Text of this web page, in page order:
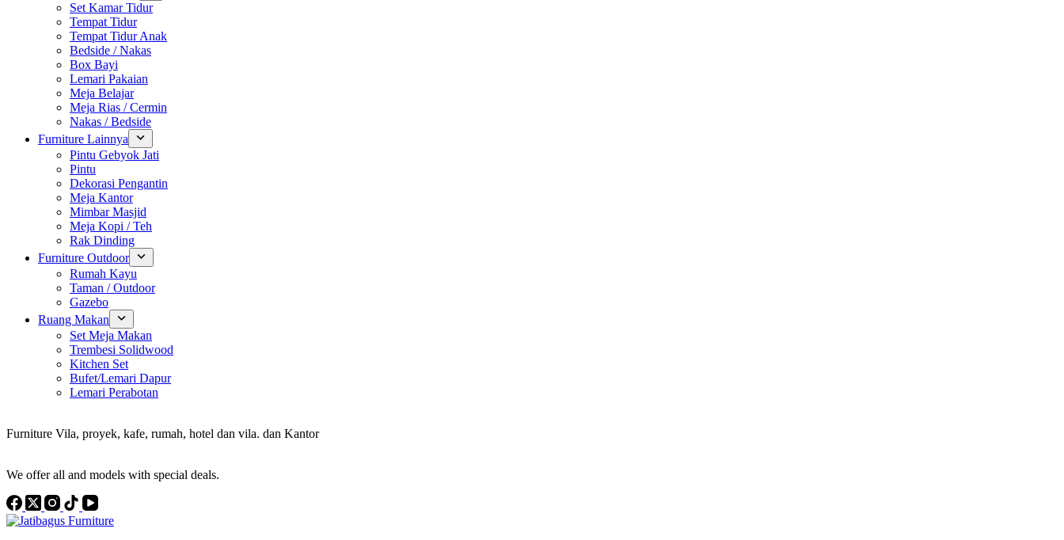
Set Kamar Tidur
Tempat Tidur
Tempat Tidur Anak
Bedside / Nakas
Box Bayi
Lemari Pakaian
Meja Belajar
Meja Rias / Cermin
Nakas / Bedside
Furniture Lainnya
Pintu Gebyok Jati
Pintu
Dekorasi Pengantin
Meja Kantor
Mimbar Masjid
Meja Kopi / Teh
Rak Dinding
Furniture Outdoor
Rumah Kayu
Taman / Outdoor
Gazebo
Ruang Makan
Set Meja Makan
Trembesi Solidwood
Kitchen Set
Bufet/Lemari Dapur
Lemari Perabotan
Furniture Vila, proyek, kafe, rumah, hotel dan vila. dan Kantor
We offer all and models with special deals.